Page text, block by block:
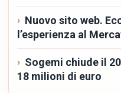
Nuovo sito web.
l’esperienza al
Sogemi chiude il
18 milioni di euro